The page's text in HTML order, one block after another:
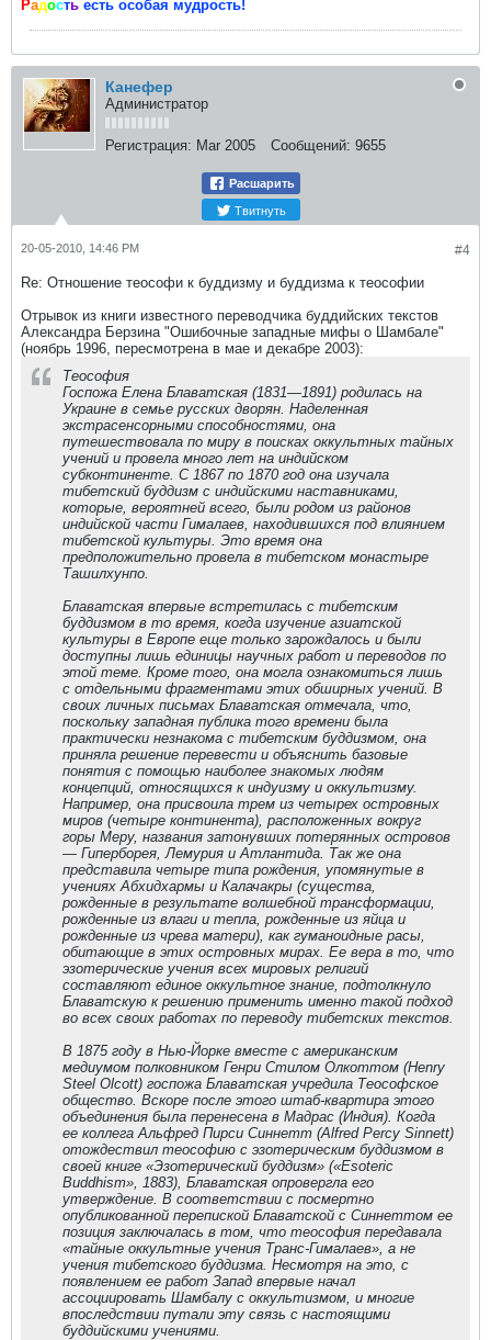
Радость есть особая мудрость!
Канефер
Администратор
Регистрация: Mar 2005 Сообщений: 9655
Расшарить
Твитнуть
#4
20-05-2010, 14:46 PM
Re: Отношение теософи к буддизму и буддизма к теософии
Отрывок из книги известного переводчика буддийских текстов
Александра Берзина "Ошибочные западные мифы о Шамбале"
(ноябрь 1996, пересмотрена в мае и декабре 2003):
Теософия
Госпожа Елена Блаватская (1831—1891) родилась на
Украине в семье русских дворян. Наделенная
экстрасенсорными способностями, она
путешествовала по миру в поисках оккультных тайных
учений и провела много лет на индийском
субконтиненте. С 1867 по 1870 год она изучала
тибетский буддизм с индийскими наставниками,
которые, вероятней всего, были родом из районов
индийской части Гималаев, находившихся под влиянием
тибетской культуры. Это время она
предположительно провела в тибетском монастыре
Ташилхунпо.
Блаватская впервые встретилась с тибетским
буддизмом в то время, когда изучение азиатской
культуры в Европе еще только зарождалось и были
доступны лишь единицы научных работ и переводов по
этой теме. Кроме того, она могла ознакомиться лишь
с отдельными фрагментами этих обширных учений. В
своих личных письмах Блаватская отмечала, что,
поскольку западная публика того времени была
практически незнакома с тибетским буддизмом, она
приняла решение перевести и объяснить базовые
понятия с помощью наиболее знакомых людям
концепций, относящихся к индуизму и оккультизму.
Например, она присвоила трем из четырех островных
миров (четыре континента), расположенных вокруг
горы Меру, названия затонувших потерянных островов
— Гиперборея, Лемурия и Атлантида. Так же она
представила четыре типа рождения, упомянутые в
учениях Абхидхармы и Калачакры (существа,
рожденные в результате волшебной трансформации,
рожденные из влаги и тепла, рожденные из яйца и
рожденные из чрева матери), как гуманоидные расы,
обитающие в этих островных мирах. Ее вера в то, что
эзотерические учения всех мировых религий
составляют единое оккультное знание, подтолкнуло
Блаватскую к решению применить именно такой подход
во всех своих работах по переводу тибетских текстов.
В 1875 году в Нью-Йорке вместе с американским
медиумом полковником Генри Стилом Олкоттом (Henry
Steel Olcott) госпожа Блаватская учредила Теософское
общество. Вскоре после этого штаб-квартира этого
объединения была перенесена в Мадрас (Индия). Когда
ее коллега Альфред Пирси Синнетт (Alfred Percy Sinnett)
отождествил теософию с эзотерическим буддизмом в
своей книге «Эзотерический буддизм» («Esoteric
Buddhism», 1883), Блаватская опровергла его
утверждение. В соответствии с посмертно
опубликованной перепиской Блаватской с Синнеттом ее
позиция заключалась в том, что теософия передавала
«тайные оккультные учения Транс-Гималаев», а не
учения тибетского буддизма. Несмотря на это, с
появлением ее работ Запад впервые начал
ассоциировать Шамбалу с оккультизмом, и многие
впоследствии путали эту связь с настоящими
буддийскими учениями.